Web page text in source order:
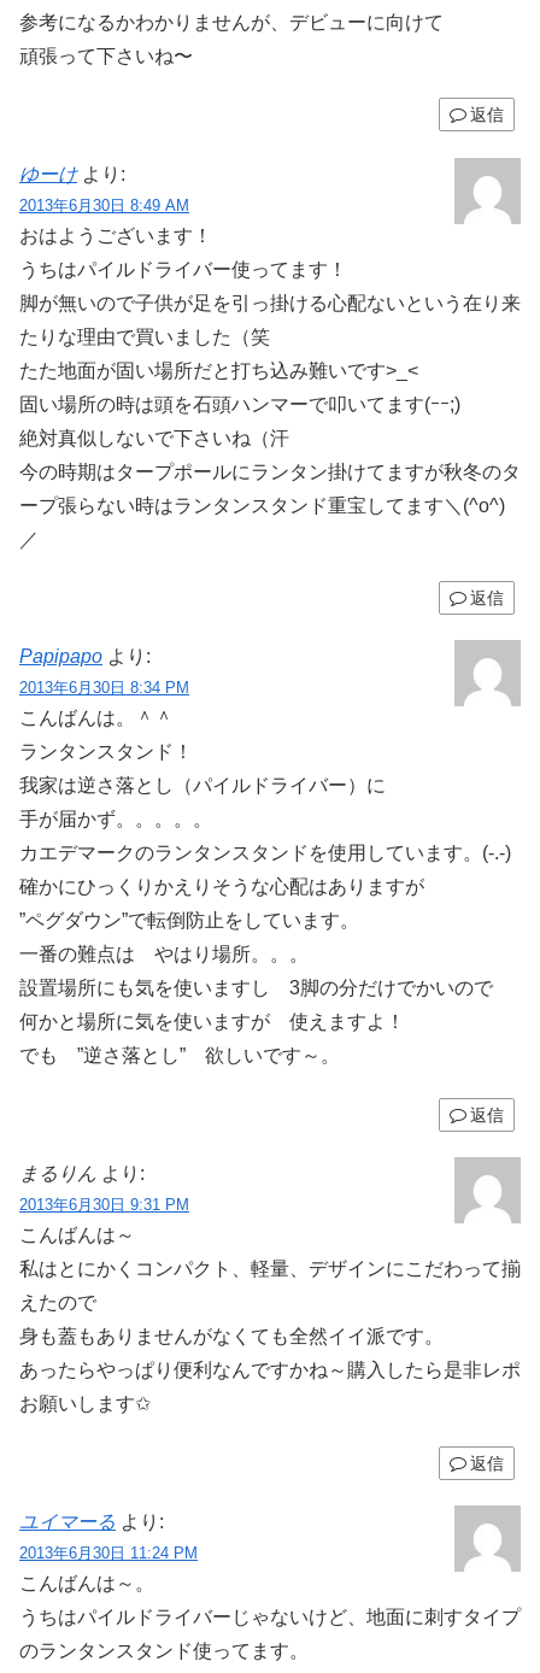
参考になるかわかりませんが、デビューに向けて
頑張って下さいね〜
返信
ゆーけ より:
2013年6月30日 8:49 AM
おはようございます！
うちはパイルドライバー使ってます！
脚が無いので子供が足を引っ掛ける心配ないという在り来
たりな理由で買いました（笑
たた地面が固い場所だと打ち込み難いです>_<
固い場所の時は頭を石頭ハンマーで叩いてます(ｰｰ;)
絶対真似しないで下さいね（汗
今の時期はタープポールにランタン掛けてますが秋冬のタ
ープ張らない時はランタンスタンド重宝してます＼(^o^)
／
返信
Papipapo より:
2013年6月30日 8:34 PM
こんばんは。＾＾
ランタンスタンド！
我家は逆さ落とし（パイルドライバー）に
手が届かず。。。。。
カエデマークのランタンスタンドを使用しています。(-.-)
確かにひっくりかえりそうな心配はありますが
”ペグダウン”で転倒防止をしています。
一番の難点は やはり場所。。。
設置場所にも気を使いますし 3脚の分だけでかいので
何かと場所に気を使いますが 使えますよ！
でも ”逆さ落とし” 欲しいです～。
返信
まるりん より:
2013年6月30日 9:31 PM
こんばんは～
私はとにかくコンパクト、軽量、デザインにこだわって揃
えたので
身も蓋もありませんがなくても全然イイ派です。
あったらやっぱり便利なんですかね～購入したら是非レポ
お願いします✩
返信
ユイマーる より:
2013年6月30日 11:24 PM
こんばんは～。
うちはパイルドライバーじゃないけど、地面に刺すタイプ
のランタンスタンド使ってます。